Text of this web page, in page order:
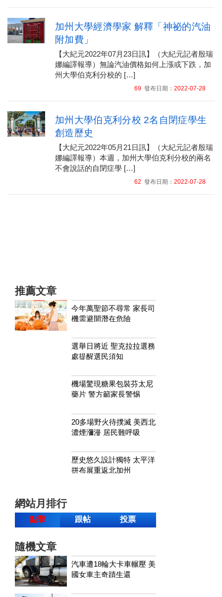
加州大學經濟學家 解釋「神祕的汽油
附加費」
【大紀元2022年07月23日訊】（大紀元記者殷瑞
娜編譯報導）無論汽油價格如何上漲或下跌，加
州大學伯克利分校的 […]
69發布日期： 2022-07-28
加州大學伯克利分校 2名自閉症學生
創造歷史
【大紀元2022年05月21日訊】（大紀元記者殷瑞
娜編譯報導）本週，加州大學伯克利分校的兩名
不會說話的自閉症學 […]
62 發布日期： 2022-07-28
推薦文章
今年萬聖節不尋常 家長司
機需避開潛在危險
選舉日將近 聖克拉拉選務
處提醒選民須知
機場驚現糖果包裝芬太尼
藥片 警方籲家長警惕
20多場野火待撲滅 美西北
濃煙瀰漫 居民難呼吸
歷史悠久設計獨特 太平洋
拼布展重返北加州
網站月排行
點擊 跟帖 投票
隨機文章
汽車遭18輪大卡車輾壓 美
國女車主奇蹟生還